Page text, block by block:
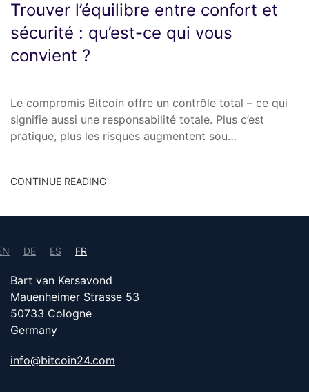
Trouver l’équilibre entre confort et
sécurité : qu’est-ce qui vous
convient ?
Le compromis Bitcoin offre un contrôle total – ce qui
signifie aussi une responsabilité totale. Plus c’est
pratique, plus les risques augmentent sou…
CONTINUE READING
DE ES FR
Bart van Kersavond
Mauenheimer Strasse 53
50733 Cologne
Germany
info@bitcoin24.com